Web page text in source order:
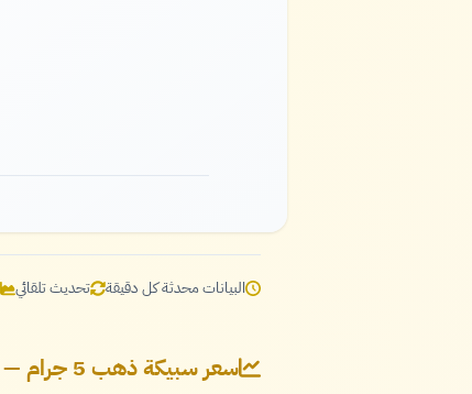
البيانات محدثة كل دقيقة تحديث تلقائي
سعر سبيكة ذهب 5 جرام — آخر 7 أيام